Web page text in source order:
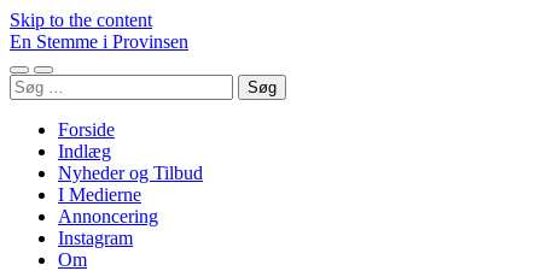
Skip to the content
En Stemme i Provinsen
Toggle
mobile
Toggle
search
Søg
efter:
Forside
Indlæg
Nyheder og Tilbud
I Medierne
Annoncering
Instagram
Om